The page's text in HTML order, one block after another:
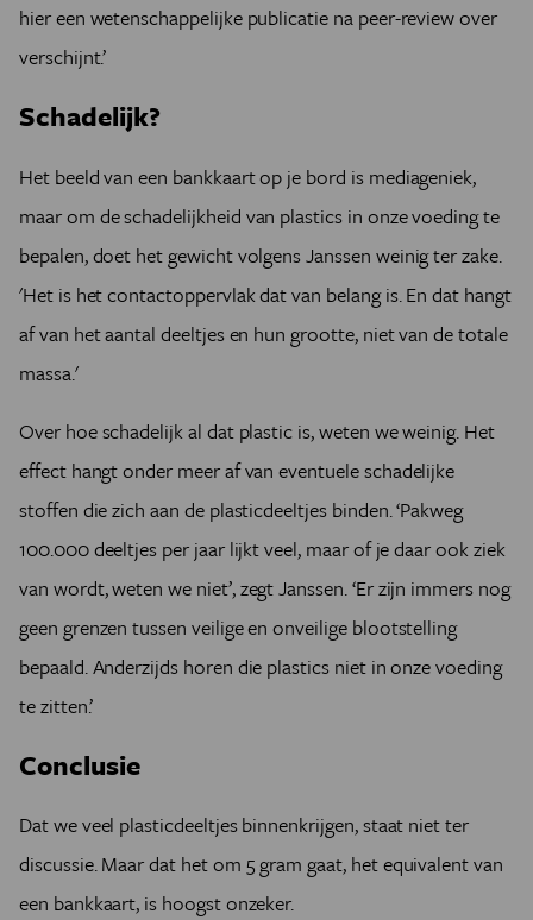
hier een wetenschappelijke publicatie na peer-review over
verschijnt.’
Schadelijk?
Het beeld van een bankkaart op je bord is mediageniek,
maar om de schadelijkheid van plastics in onze voeding te
bepalen, doet het gewicht volgens Janssen weinig ter zake.
'Het is het contactoppervlak dat van belang is. En dat hangt
af van het aantal deeltjes en hun grootte, niet van de totale
massa.'
Over hoe schadelijk al dat plastic is, weten we weinig. Het
effect hangt onder meer af van eventuele schadelijke
stoffen die zich aan de plasticdeeltjes binden.‘Pakweg
100.000 deeltjes per jaar lijkt veel, maar of je daar ook ziek
van wordt, weten we niet’, zegt Janssen.‘Er zijn immers nog
geen grenzen tussen veilige en onveilige blootstelling
bepaald. Anderzijds horen die plastics niet in onze voeding
te zitten.’
Conclusie
Dat we veel plasticdeeltjes binnenkrijgen, staat niet ter
discussie. Maar dat het om 5 gram gaat, het equivalent van
een bankkaart, is hoogst onzeker.